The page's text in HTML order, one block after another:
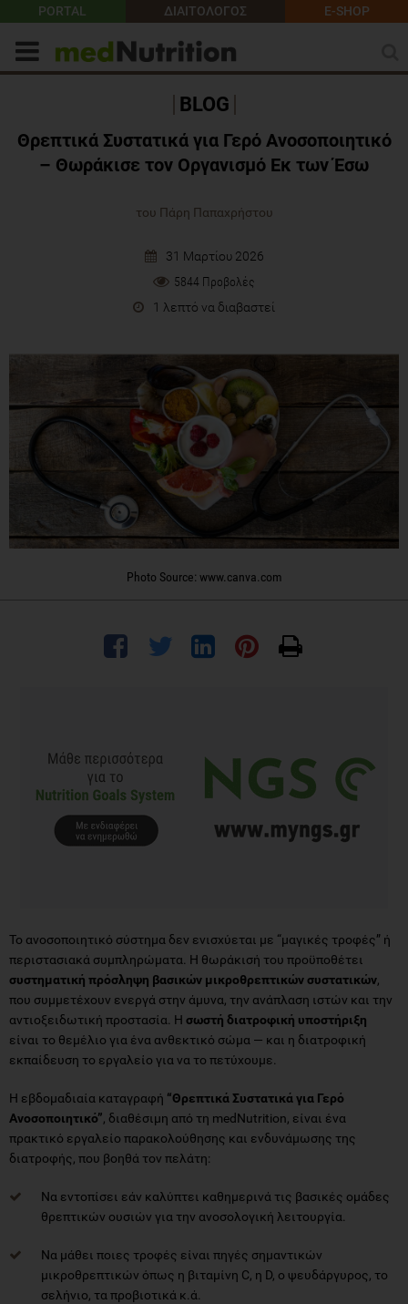
PORTAL ΔΙΑΙΤΟΛΟΓΟΣ E-SHOP
BLOG
Θρεπτικά Συστατικά για Γερό Ανοσοποιητικό
– Θωράκισε τον Οργανισμό Εκ των Έσω
του Πάρη Παπαχρήστου
31 Μαρτίου 2026
5844 Προβολές
1 λεπτό να διαβαστεί
Photo Source: www.canva.com
Το ανοσοποιητικό σύστημα δεν ενισχύεται με “μαγικές τροφές” ή
περιστασιακά συμπληρώματα. Η θωράκισή του προϋποθέτει
συστηματική πρόσληψη βασικών μικροθρεπτικών συστατικών,
που συμμετέχουν ενεργά στην άμυνα, την ανάπλαση ιστών και την
αντιοξειδωτική προστασία. Η σωστή διατροφική υποστήριξη
είναι το θεμέλιο για ένα ανθεκτικό σώμα — και η διατροφική
εκπαίδευση το εργαλείο για να το πετύχουμε.
Η εβδομαδιαία καταγραφή “Θρεπτικά Συστατικά για Γερό
Ανοσοποιητικό”, διαθέσιμη από τη medNutrition, είναι ένα
πρακτικό εργαλείο παρακολούθησης και ενδυνάμωσης της
διατροφής, που βοηθά τον πελάτη:
Να εντοπίσει εάν καλύπτει καθημερινά τις βασικές ομάδες
θρεπτικών ουσιών για την ανοσολογική λειτουργία.
Να μάθει ποιες τροφές είναι πηγές σημαντικών
μικροθρεπτικών όπως η βιταμίνη C, η D, ο ψευδάργυρος, το
σελήνιο, τα προβιοτικά κ.ά.